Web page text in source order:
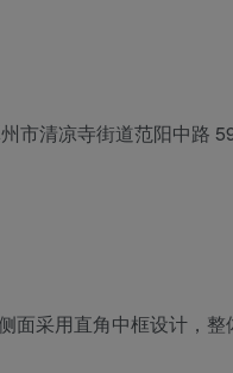
市清凉寺街道范阳中路
面采用直角中框设计，